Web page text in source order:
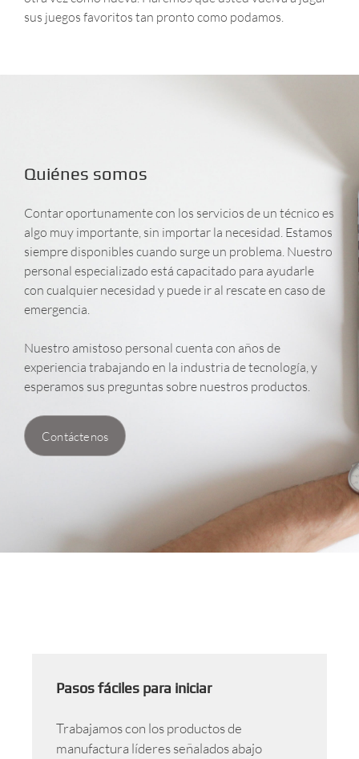
sus juegos favoritos tan pronto como podamos.
Quiénes somos
Contar oportunamente con los servicios de un técnico es
algo muy importante, sin importar la necesidad. Estamos
siempre disponibles cuando surge un problema. Nuestro
personal especializado está capacitado para ayudarle
con cualquier necesidad y puede ir al rescate en caso de
emergencia.
Nuestro amistoso personal cuenta con años de
experiencia trabajando en la industria de tecnología, y
esperamos sus preguntas sobre nuestros productos.
Contáctenos
Pasos fáciles para iniciar
Trabajamos con los productos de
manufactura líderes señalados abajo